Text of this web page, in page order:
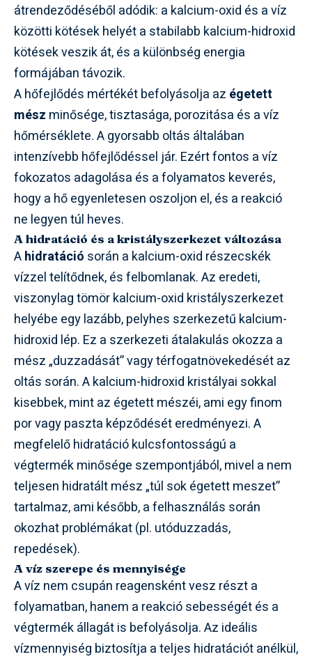
átrendeződéséből adódik: a kalcium-oxid és a víz
közötti kötések helyét a stabilabb kalcium-hidroxid
kötések veszik át, és a különbség energia
formájában távozik.
A hőfejlődés mértékét befolyásolja az égetett
mész minősége, tisztasága, porozitása és a víz
hőmérséklete. A gyorsabb oltás általában
intenzívebb hőfejlődéssel jár. Ezért fontos a víz
fokozatos adagolása és a folyamatos keverés,
hogy a hő egyenletesen oszoljon el, és a reakció
ne legyen túl heves.
A hidratáció és a kristályszerkezet változása
Ahidratáció során a kalcium-oxid részecskék
vízzel telítődnek, és felbomlanak. Az eredeti,
viszonylag tömör kalcium-oxid kristályszerkezet
helyébe egy lazább, pelyhes szerkezetű kalcium-
hidroxid lép. Ez a szerkezeti átalakulás okozza a
mész „duzzadását” vagy térfogatnövekedését az
oltás során. A kalcium-hidroxid kristályai sokkal
kisebbek, mint az égetett mészéi, ami egy finom
por vagy paszta képződését eredményezi. A
megfelelő hidratáció kulcsfontosságú a
végtermék minősége szempontjából, mivel a nem
teljesen hidratált mész „túl sok égetett meszet”
tartalmaz, ami később, a felhasználás során
okozhat problémákat (pl. utóduzzadás,
repedések).
A víz szerepe és mennyisége
A víz nem csupán reagensként vesz részt a
folyamatban, hanem a reakció sebességét és a
végtermék állagát is befolyásolja. Az ideális
vízmennyiség biztosítja a teljes hidratációt anélkül,